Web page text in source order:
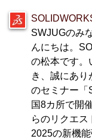
SWJUGのみ
んにちは。
の松本です。
き、誠にあり
のセミナー「
国8カ所で開
らのリクエ
2025の新機